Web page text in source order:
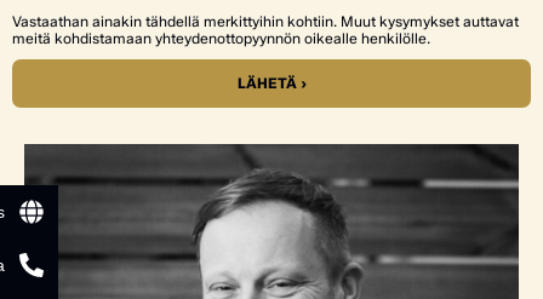
Vastaathan ainakin tähdellä merkittyihin kohtiin. Muut kysymykset auttavat
meitä kohdistamaan yhteydenottopyynnön oikealle henkilölle.
LÄHETÄ ›